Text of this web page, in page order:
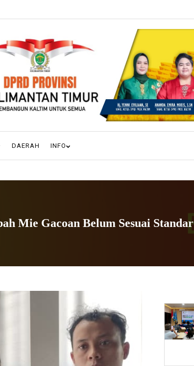
DAERAH INFO
Mie Gacoan Belum Sesuai Standar